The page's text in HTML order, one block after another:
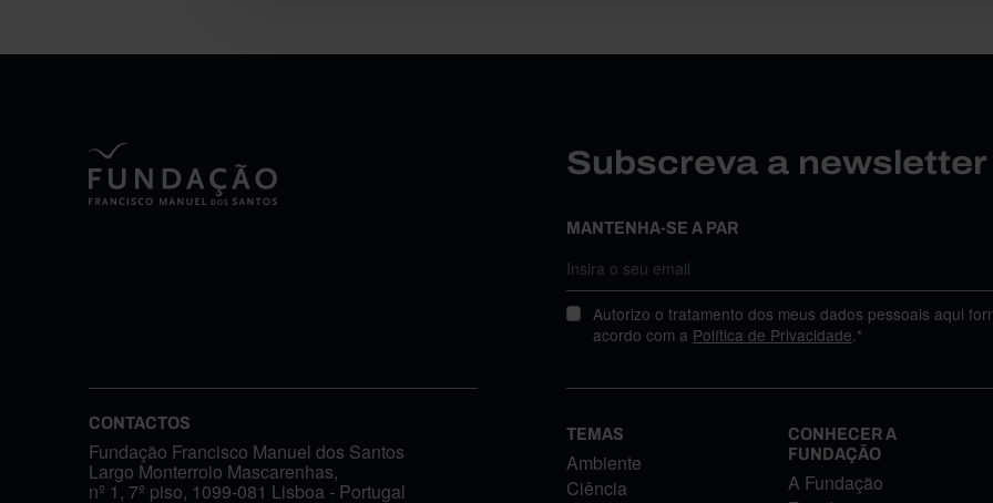
Subscreva a
MANTENHA-SE A PAR
Autorizo o tratamento dos meus dados pessoais aqui
acordo com a Política de Privacidade.*
CONTACTOS
Fundação Francisco Manuel dos Santos
Largo Monterroio Mascarenhas,
nº 1, 7º piso, 1099-081 Lisboa - Portugal
TEMAS
Ambiente
Ciência
CONHECER A
FUNDAÇÃO
A Fundação